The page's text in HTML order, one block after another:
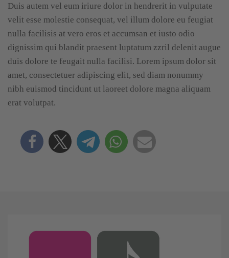
Duis autem vel eum iriure dolor in hendrerit in vulputate
velit esse molestie consequat, vel illum dolore eu feugiat
nulla facilisis at vero eros et accumsan et iusto odio
dignissim qui blandit praesent luptatum zzril delenit augue
duis dolore te feugait nulla facilisi. Lorem ipsum dolor sit
amet, consectetuer adipiscing elit, sed diam nonummy
nibh euismod tincidunt ut laoreet dolore magna aliquam
erat volutpat.